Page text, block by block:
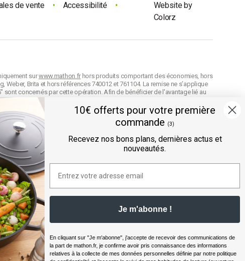
de vente • Accessibilité
•
Website by
Colorz
surwww.mathon.fr hors produits comportant des économies, hors
Brita et hors références 740012 et 761104. La remise ne s’applique
sont concernés par cette opération. Afin de bénéficier de l'avantage lié au
de celle-ci. Conformément à nos
non cumulable avec d’autres codes avantage et la remise est arrondie
modifier les prix de vente à tout moment et les produits seront facturés
prix de référence
directement au panier.
"lot" sont des offres prix volume exclusives au site mathon.fr. Ces offres
éventuelles réductions appliquées sur les unités avec un code avantage.
Offre valable sur les produits hors marques Seb, Moulinex et Tefal,
au site mathon.fr. Offre non applicable en magasin ou en
10€ offerts pour votre première
commande
(3)
Recevez nos bons plans, dernières actus et
nouveautés.
Je m'abonne !
En cliquant sur "Je m'abonne", j'accepte de recevoir des communications de
la part de mathon.fr, je confirme avoir pris connaissance des informations
relatives à la collecte de mes données personnelles définie par notre politique